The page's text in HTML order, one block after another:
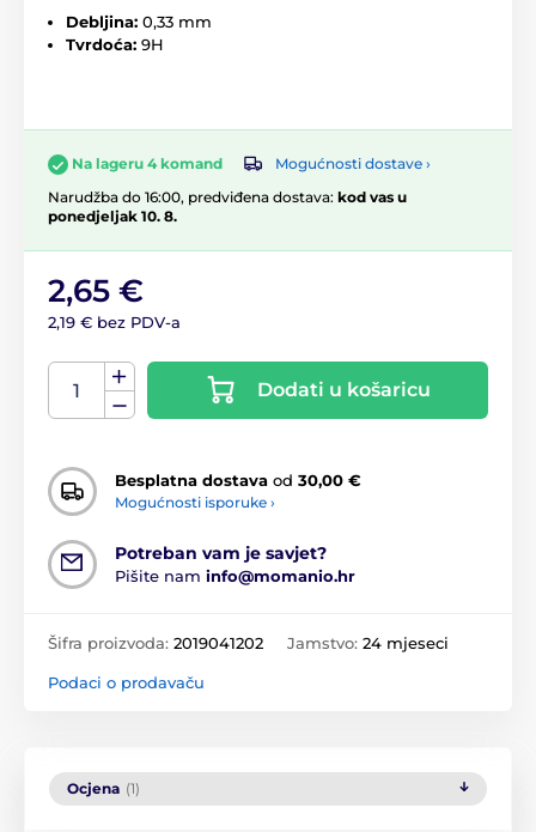
Debljina: 0,33 mm
Tvrdoća: 9H
Na lageru 4 komand
Mogućnosti dostave ›
Narudžba do 16:00, predviđena dostava: kod vas u
ponedjeljak 10. 8.
2,65 €
2,19 € bez PDV-a
Dodati u košaricu
Besplatna dostava od 30,00 €
Mogućnosti isporuke ›
Potreban vam je savjet?
Pišite nam info@momanio.hr
Šifra proizvoda: 2019041202 Jamstvo: 24 mjeseci
Podaci o prodavaču
Ocjena (1)